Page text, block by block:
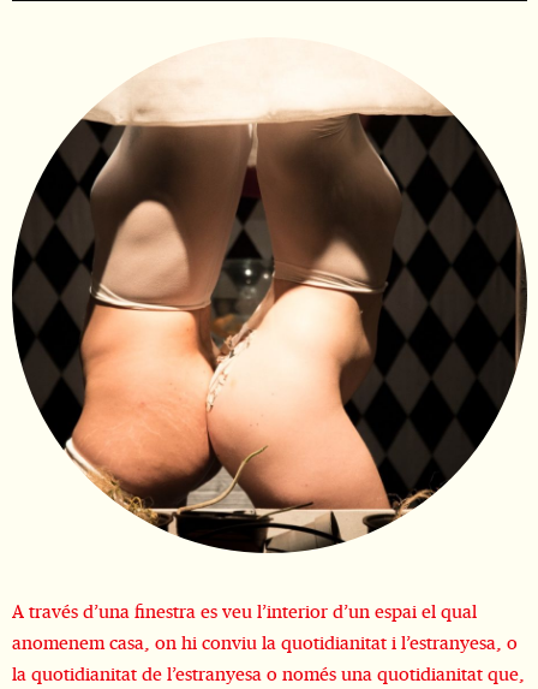
A través d’una finestra es veu l’interior d’un espai el qual
anomenem casa, on hi conviu la quotidianitat i l’estranyesa, o
la quotidianitat de l’estranyesa o només una quotidianitat que,